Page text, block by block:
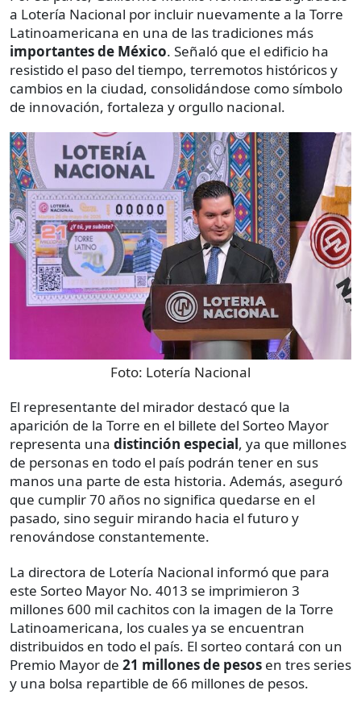
a Lotería Nacional por incluir nuevamente a la Torre
Latinoamericana en una de las tradiciones más
importantes de México. Señaló que el edificio ha
resistido el paso del tiempo, terremotos históricos y
cambios en la ciudad, consolidándose como símbolo
de innovación, fortaleza y orgullo nacional.
Foto: Lotería Nacional
El representante del mirador destacó que la
aparición de la Torre en el billete del Sorteo Mayor
representa una distinción especial, ya que millones
de personas en todo el país podrán tener en sus
manos una parte de esta historia. Además, aseguró
que cumplir 70 años no significa quedarse en el
pasado, sino seguir mirando hacia el futuro y
renovándose constantemente.
La directora de Lotería Nacional informó que para
este Sorteo Mayor No. 4013 se imprimieron 3
millones 600 mil cachitos con la imagen de la Torre
Latinoamericana, los cuales ya se encuentran
distribuidos en todo el país. El sorteo contará con un
Premio Mayor de 21 millones de pesos en tres series
y una bolsa repartible de 66 millones de pesos.